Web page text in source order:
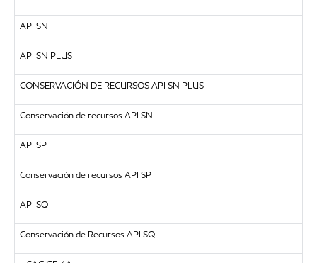
API SN
API SN PLUS
CONSERVACIÓN DE RECURSOS API SN PLUS
Conservación de recursos API SN
API SP
Conservación de recursos API SP
API SQ
Conservación de Recursos API SQ